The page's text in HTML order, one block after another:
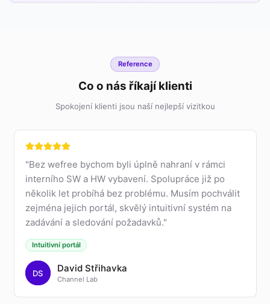
Reference
Co o nás říkají klienti
Spokojení klienti jsou naší nejlepší vizitkou
"Bez wefree bychom byli úplně nahraní v rámci
interního SW a HW vybavení. Spolupráce již po
několik let probíhá bez problému. Musím pochválit
zejména jejich portál, skvělý intuitivní systém na
zadávání a sledování požadavků."
Intuitivní portál
DS David Střihavka
Channel Lab